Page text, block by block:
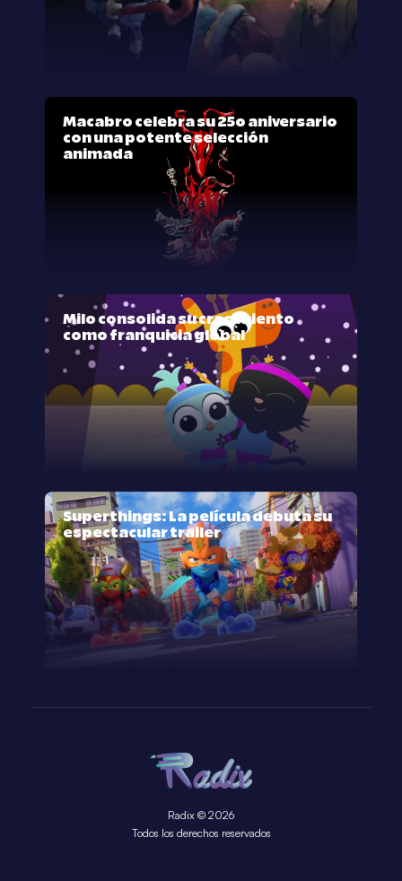
Macabro celebra su 25º aniversario
con una potente selección
animada
Milo consolida su crecimiento
como franquicia global
Superthings: La película debuta su
espectacular trailer
Radix © 2026
Todos los derechos reservados